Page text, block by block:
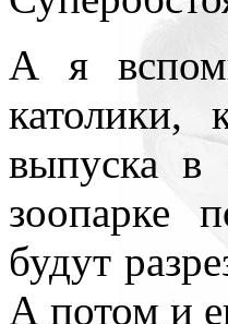
А я
выпуска в
зоопарке
будут
А потом и